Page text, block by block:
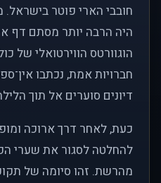
חובבי הארי פוטר
היה הרבה יותר מסתם דף
הוגוורטס הווירטואלי של
חברויות אמת, נכתבו
דיונים סוערים אל תוך
כעת, לאחר דרך ארוכה
להחלטה לסגור את שערי
מהרשת. זהו סיומה של